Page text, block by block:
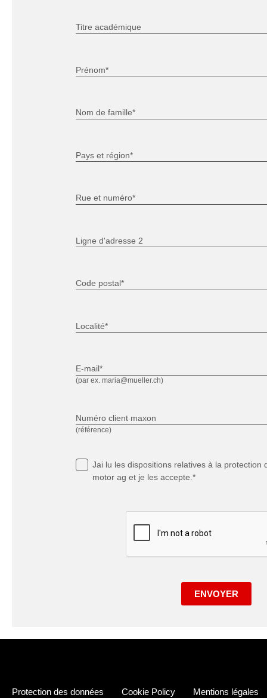
Titre académique
Prénom*
Nom de famille*
Pays et région*
Rue et numéro*
Ligne d'adresse 2
Code postal*
Localité*
(par ex. maria@mueller.ch)
E-mail*
(référence)
Numéro client maxon
Jai lu les dispositions relatives à la protection
motor ag et je les accepte.*
ENVOYER
Protection des données Cookie Policy Mentions légales